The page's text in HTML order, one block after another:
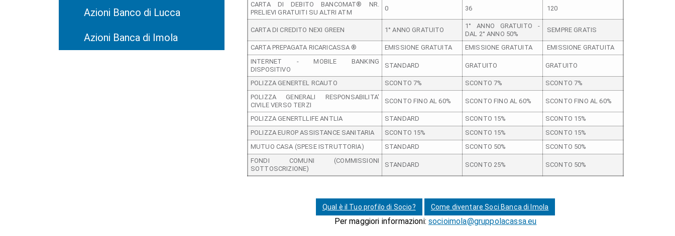
Azioni Banco di Lucca
Azioni Banca di Imola
CARTA DI DEBITO BANCOMAT® NR.
PRELIEVI GRATUITI SU ALTRI ATM
0 36 120
CARTA DI CREDITO NEXI GREEN 1° ANNO GRATUITO
1° ANNO GRATUITO -
DAL 2° ANNO 50%
SEMPRE GRATIS
CARTA PREPAGATA RICARICASSA ® EMISSIONE GRATUITA EMISSIONE GRATUITA
EMISSIONE GRATUITA
INTERNET - MOBILE BANKING
DISPOSITIVO
STANDARD GRATUITO GRATUITO
POLIZZA GENERTEL RCAUTO SCONTO 7% SCONTO 7%
SCONTO 7%
POLIZZA GENERALI RESPONSABILITA'
CIVILE VERSO TERZI
SCONTO FINO AL 60% SCONTO FINO AL 60% SCONTO FINO AL 60%
POLIZZA GENERTLLIFE ANTLIA STANDARD SCONTO 15%
SCONTO 15%
POLIZZA EUROP ASSISTANCE SANITARIA
SCONTO 15% SCONTO 15%
SCONTO 15%
MUTUO CASA (SPESE ISTRUTTORIA)
STANDARD SCONTO 50%
SCONTO 50%
FONDI COMUNI (COMMISSIONI
SOTTOSCRIZIONE)
STANDARD SCONTO 25% SCONTO 50%
Qual è il Tuo profilo di Socio? Come diventare Soci Banca di Imola
Per maggiori informazioni: socioimola@gruppolacassa.eu